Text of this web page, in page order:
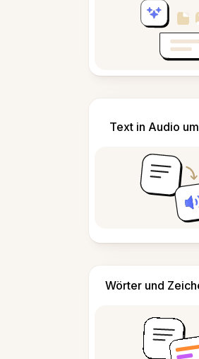
Text in Audio
Wörter und